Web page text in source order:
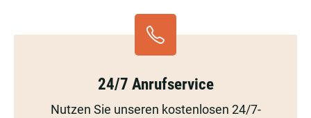
24/7 Anrufservice
Nutzen Sie unseren kostenlosen 24/7-